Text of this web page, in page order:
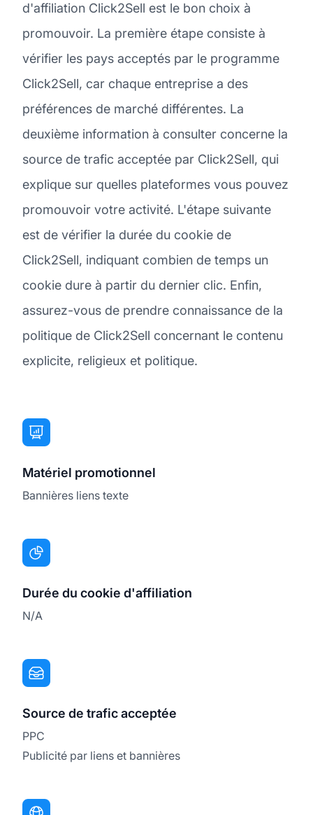
d'affiliation Click2Sell est le bon choix à
promouvoir. La première étape consiste à
vérifier les pays acceptés par le programme
Click2Sell, car chaque entreprise a des
préférences de marché différentes. La
deuxième information à consulter concerne la
source de trafic acceptée par Click2Sell, qui
explique sur quelles plateformes vous pouvez
promouvoir votre activité. L'étape suivante
est de vérifier la durée du cookie de
Click2Sell, indiquant combien de temps un
cookie dure à partir du dernier clic. Enfin,
assurez-vous de prendre connaissance de la
politique de Click2Sell concernant le contenu
explicite, religieux et politique.
Matériel promotionnel
Bannières liens texte
Durée du cookie d'affiliation
N/A
Source de trafic acceptée
PPC
Publicité par liens et bannières